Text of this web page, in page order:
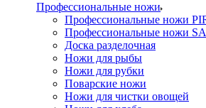
Профессиональные ножи
Профессиональные ножи
Профессиональные ножи
Доска разделочная
Ножи для рыбы
Ножи для рубки
Поварские ножи
Ножи для чистки овощей